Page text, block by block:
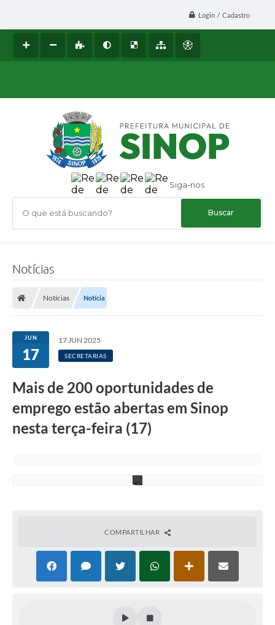
Login / Cadastro
Siga-nos
O que está buscando?
Notícias
Notícias Notícia
JUN
17
17 JUN 2025
SECRETARIAS
Mais de 200 oportunidades de
emprego estão abertas em Sinop
nesta terça-feira (17)
s
e
s
s
COMPARTILHAR